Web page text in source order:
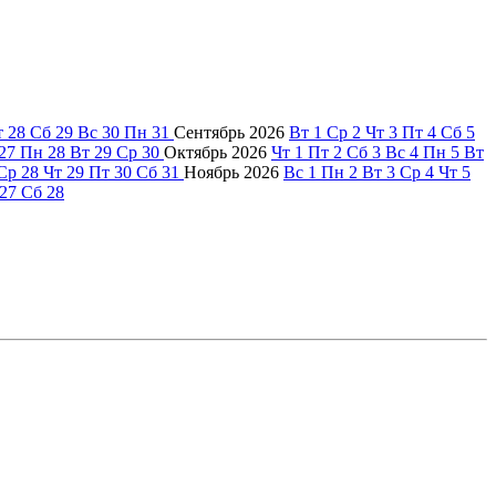
28 Сб 29 Вс 30 Пн 31 Сентябрь 2026 Вт 1 Ср 2 Чт 3 Пт 4 Сб 5
27 Пн 28 Вт 29 Ср 30 Октябрь 2026 Чт 1 Пт 2 Сб 3 Вс 4 Пн 5 Вт
28 Чт 29 Пт 30 Сб 31 Ноябрь 2026 Вс 1 Пн 2 Вт 3 Ср 4 Чт 5
27 Сб 28